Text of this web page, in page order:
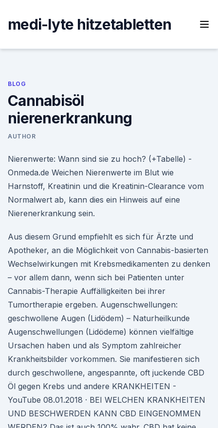
content
medi-lyte hitzetabletten
BLOG
Cannabisöl
nierenerkrankung
AUTHOR
Nierenwerte: Wann sind sie zu hoch? (+Tabelle) -
Onmeda.de Weichen Nierenwerte im Blut wie
Harnstoff, Kreatinin und die Kreatinin-Clearance vom
Normalwert ab, kann dies ein Hinweis auf eine
Nierenerkrankung sein.
Aus diesem Grund empfiehlt es sich für Ärzte und
Apotheker, an die Möglichkeit von Cannabis-basierten
Wechselwirkungen mit Krebsmedikamenten zu denken
– vor allem dann, wenn sich bei Patienten unter
Cannabis-Therapie Auffälligkeiten bei ihrer
Tumortherapie ergeben. Augenschwellungen:
geschwollene Augen (Lidödem) – Naturheilkunde
Augenschwellungen (Lidödeme) können vielfältige
Ursachen haben und als Symptom zahlreicher
Krankheitsbilder vorkommen. Sie manifestieren sich
durch geschwollene, angespannte, oft juckende CBD
Öl gegen Krebs und andere KRANKHEITEN -
YouTube 08.01.2018 · BEI WELCHEN KRANKHEITEN
UND BESCHWERDEN KANN CBD EINGENOMMEN